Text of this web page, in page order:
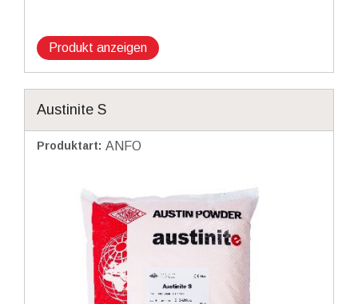
Produkt anzeigen
Austinite S
Produktart: ANFO